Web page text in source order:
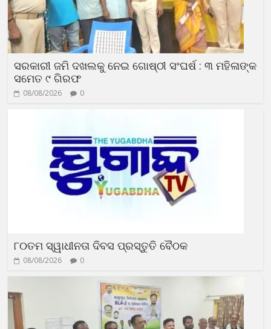
ସରକାରୀ ଜମି ଦଖଲକୁ ନେଇ ଗୋଷ୍ଠୀ ସଂଘର୍ଷ : ୩ ମହିଳାଙ୍କ
ସମେତ ୯ ଗିରଫ
08/08/2026 0
୮୦ତମ ସ୍ୱାଧୀନତା ଦିବସ ପ୍ରସ୍ତୁତି ବୈଠକ
08/08/2026 0